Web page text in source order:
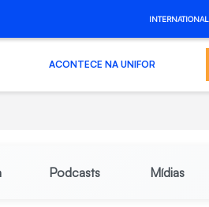
INTERNATIONAL
ACONTECE NA UNIFOR
Podcasts Mídias